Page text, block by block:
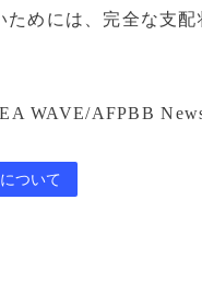
ためには、完全な支
WAVE/AFPBB
ついて